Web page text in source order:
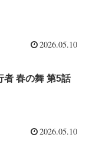
2026.05.10
者 春の舞 第5話
2026.05.10